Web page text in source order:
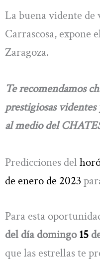
La buena vidente
Carrascosa, expone
Zaragoza.
Te recomendamos
prestigiosas
al medio del
Predicciones del
de enero de 2023
Para esta
del día domingo15
que las estrellas te